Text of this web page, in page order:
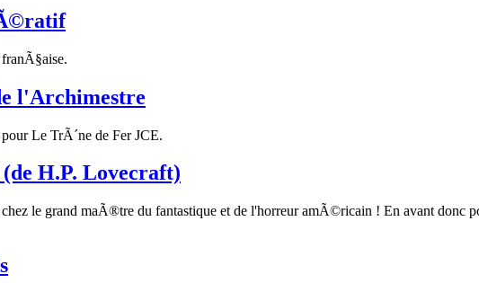
l'Archimestre
Le TrÃ´ne de Fer JCE.
H.P. Lovecraft)
le grand maÃ®tre du fantastique et de l'horreur amÃ©ricain ! En avant